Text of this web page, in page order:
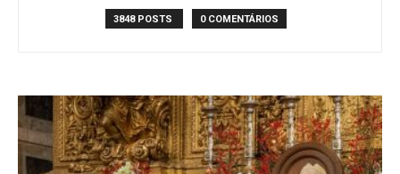
3848 POSTS 0 COMENTÁRIOS